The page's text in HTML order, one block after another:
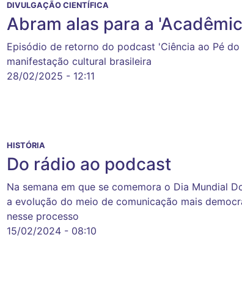
DIVULGAÇÃO CIENTÍFICA
Abram alas para a
Episódio de retorno do podcast 'Ciência ao Pé
manifestação cultural brasileira
28/02/2025 - 12:11
HISTÓRIA
Do rádio ao podcast
Na semana em que se comemora o Dia Mundial
a evolução do meio de comunicação mais
nesse processo
15/02/2024 - 08:10